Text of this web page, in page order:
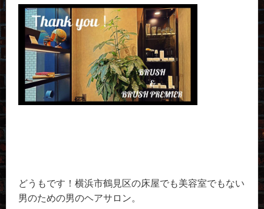
どうもです！横浜市鶴見区の床屋でも美容室でもない
男のための男のヘアサロン。